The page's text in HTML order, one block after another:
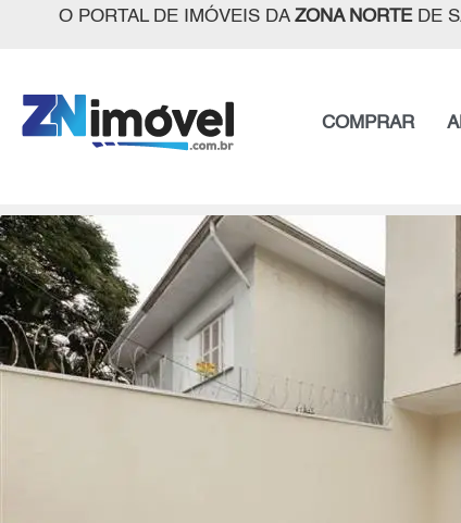
O PORTAL DE IMÓVEIS DA ZONA NORTEDE
COMPRAR